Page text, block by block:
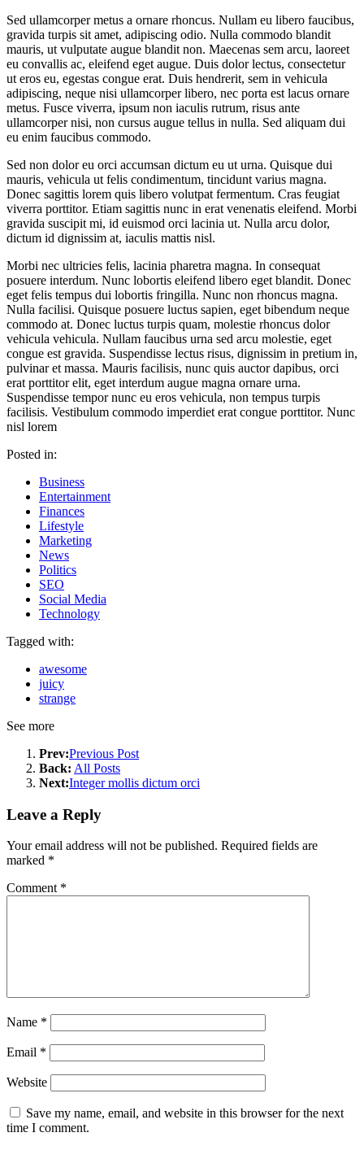
Sed ullamcorper metus a ornare rhoncus. Nullam eu libero faucibus,
gravida turpis sit amet, adipiscing odio. Nulla commodo blandit
mauris, ut vulputate augue blandit non. Maecenas sem arcu, laoreet
eu convallis ac, eleifend eget augue. Duis dolor lectus, consectetur
ut eros eu, egestas congue erat. Duis hendrerit, sem in vehicula
adipiscing, neque nisi ullamcorper libero, nec porta est lacus ornare
metus. Fusce viverra, ipsum non iaculis rutrum, risus ante
ullamcorper nisi, non cursus augue tellus in nulla. Sed aliquam dui
eu enim faucibus commodo.
Sed non dolor eu orci accumsan dictum eu ut urna. Quisque dui
mauris, vehicula ut felis condimentum, tincidunt varius magna.
Donec sagittis lorem quis libero volutpat fermentum. Cras feugiat
viverra porttitor. Etiam sagittis nunc in erat venenatis eleifend. Morbi
gravida suscipit mi, id euismod orci lacinia ut. Nulla arcu dolor,
dictum id dignissim at, iaculis mattis nisl.
Morbi nec ultricies felis, lacinia pharetra magna. In consequat
posuere interdum. Nunc lobortis eleifend libero eget blandit. Donec
eget felis tempus dui lobortis fringilla. Nunc non rhoncus magna.
Nulla facilisi. Quisque posuere luctus sapien, eget bibendum neque
commodo at. Donec luctus turpis quam, molestie rhoncus dolor
vehicula vehicula. Nullam faucibus urna sed arcu molestie, eget
congue est gravida. Suspendisse lectus risus, dignissim in pretium in,
pulvinar et massa. Mauris facilisis, nunc quis auctor dapibus, orci
erat porttitor elit, eget interdum augue magna ornare urna.
Suspendisse tempor nunc eu eros vehicula, non tempus turpis
facilisis. Vestibulum commodo imperdiet erat congue porttitor. Nunc
nisl lorem
Posted in:
Business
Entertainment
Finances
Lifestyle
Marketing
News
Politics
SEO
Social Media
Technology
Tagged with:
awesome
juicy
strange
See more
Prev:Previous Post
Back: All Posts
Next:Integer mollis dictum orci
Leave a Reply
Your email address will not be published. Required fields are
marked *
Comment *
Name *
Email *
Website
Save my name, email, and website in this browser for the next
time I comment.